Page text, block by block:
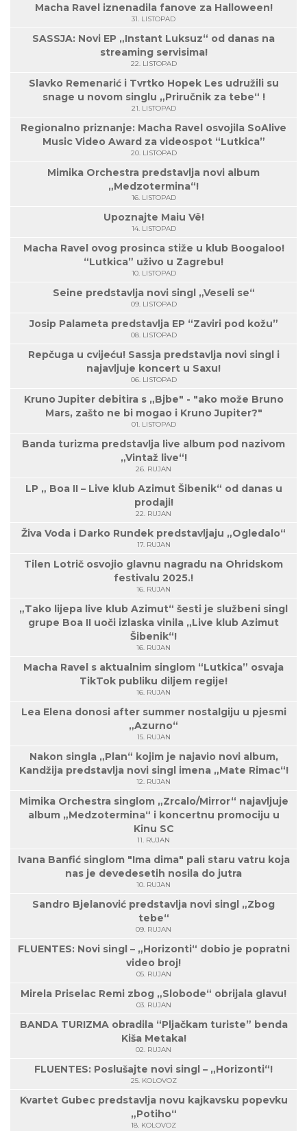
Macha Ravel iznenadila fanove za Halloween!
31. LISTOPAD
SASSJA: Novi EP „Instant Luksuz“ od danas na
streaming servisima!
22. LISTOPAD
Slavko Remenarić i Tvrtko Hopek Les udružili su
snage u novom singlu „Priručnik za tebe“ !
21. LISTOPAD
Regionalno priznanje: Macha Ravel osvojila SoAlive
Music Video Award za videospot “Lutkica”
20. LISTOPAD
Mimika Orchestra predstavlja novi album
„Medzotermina“!
16. LISTOPAD
Upoznajte Maiu Vë!
14. LISTOPAD
Macha Ravel ovog prosinca stiže u klub Boogaloo!
“Lutkica” uživo u Zagrebu!
10. LISTOPAD
Seine predstavlja novi singl „Veseli se“
09. LISTOPAD
Josip Palameta predstavlja EP “Zaviri pod kožu”
08. LISTOPAD
Repčuga u cvijeću! Sassja predstavlja novi singl i
najavljuje koncert u Saxu!
06. LISTOPAD
Kruno Jupiter debitira s „Bjbe" - "ako može Bruno
Mars, zašto ne bi mogao i Kruno Jupiter?"
01. LISTOPAD
Banda turizma predstavlja live album pod nazivom
„Vintaž live“!
26. RUJAN
LP „ Boa II – Live klub Azimut Šibenik“ od danas u
prodaji!
22. RUJAN
Živa Voda i Darko Rundek predstavljaju „Ogledalo“
17. RUJAN
Tilen Lotrič osvojio glavnu nagradu na Ohridskom
festivalu 2025.!
16. RUJAN
„Tako lijepa live klub Azimut“ šesti je službeni singl
grupe Boa II uoči izlaska vinila „Live klub Azimut
Šibenik“!
16. RUJAN
Macha Ravel s aktualnim singlom “Lutkica” osvaja
TikTok publiku diljem regije!
16. RUJAN
Lea Elena donosi after summer nostalgiju u pjesmi
„Azurno“
15. RUJAN
Nakon singla „Plan“ kojim je najavio novi album,
Kandžija predstavlja novi singl imena „Mate Rimac“!
12. RUJAN
Mimika Orchestra singlom „Zrcalo/Mirror“ najavljuje
album „Medzotermina“ i koncertnu promociju u
Kinu SC
11. RUJAN
Ivana Banfić singlom "Ima dima" pali staru vatru koja
nas je devedesetih nosila do jutra
10. RUJAN
Sandro Bjelanović predstavlja novi singl „Zbog
tebe“
09. RUJAN
FLUENTES: Novi singl – „Horizonti“ dobio je popratni
video broj!
05. RUJAN
Mirela Priselac Remi zbog „Slobode“ obrijala glavu!
03. RUJAN
BANDA TURIZMA obradila “Pljačkam turiste” benda
Kiša Metaka!
02. RUJAN
FLUENTES: Poslušajte novi singl – „Horizonti“!
25. KOLOVOZ
Kvartet Gubec predstavlja novu kajkavsku popevku
„Potiho“
18. KOLOVOZ